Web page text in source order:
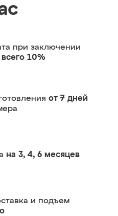
при заключении
всего 10%
от 7 дней
на 3, 4, 6 месяцев
и подъем